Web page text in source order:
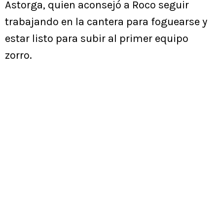
Astorga, quien aconsejó a Roco seguir
trabajando en la cantera para foguearse y
estar listo para subir al primer equipo
zorro.